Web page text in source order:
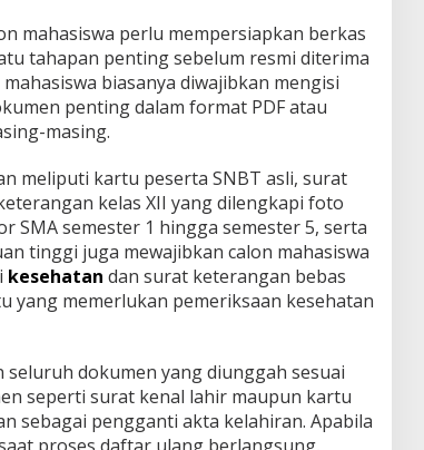
mahasiswa perlu mempersiapkan berkas
tahapan penting sebelum resmi diterima
biasanya diwajibkan mengisi
penting dalam format PDF atau
masing.
meliputi kartu peserta SNBT asli, surat
kelas XII yang dilengkapi foto
SMA semester 1 hingga semester 5, serta
tinggi juga mewajibkan calon mahasiswa
kesehatan dan surat keterangan bebas
memerlukan pemeriksaan kesehatan
dokumen yang diunggah sesuai
seperti surat kenal lahir maupun kartu
sebagai pengganti akta kelahiran. Apabila